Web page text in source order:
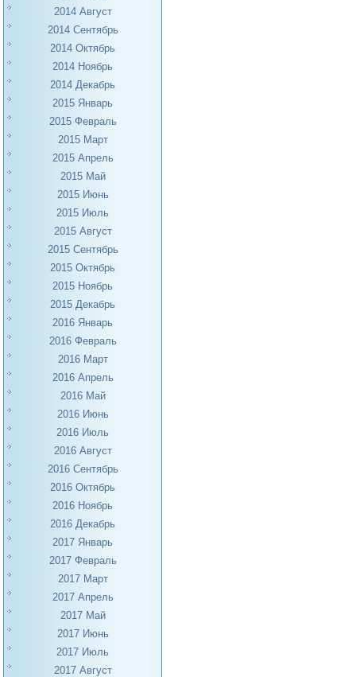
2014 Август
2014 Сентябрь
2014 Октябрь
2014 Ноябрь
2014 Декабрь
2015 Январь
2015 Февраль
2015 Март
2015 Апрель
2015 Май
2015 Июнь
2015 Июль
2015 Август
2015 Сентябрь
2015 Октябрь
2015 Ноябрь
2015 Декабрь
2016 Январь
2016 Февраль
2016 Март
2016 Апрель
2016 Май
2016 Июнь
2016 Июль
2016 Август
2016 Сентябрь
2016 Октябрь
2016 Ноябрь
2016 Декабрь
2017 Январь
2017 Февраль
2017 Март
2017 Апрель
2017 Май
2017 Июнь
2017 Июль
2017 Август